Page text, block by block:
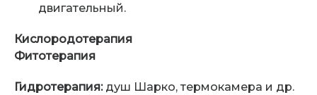
двигательный.
Кислородотерапия
Фитотерапия
Гидротерапия:душ Шарко, термокамера и др.